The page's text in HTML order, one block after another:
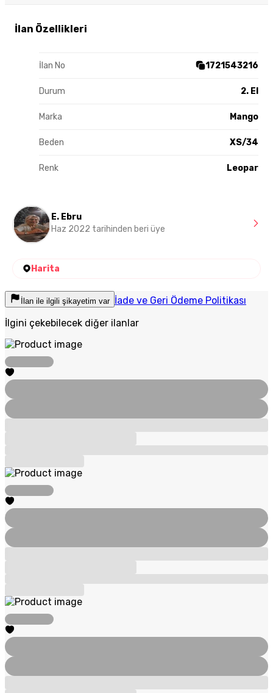
İlan Özellikleri
İlan No 1721543216
Durum 2. El
Marka Mango
Beden XS/34
Renk Leopar
E. Ebru
Haz 2022 tarihinden beri üye
Harita
İlan ile ilgili şikayetim var İade ve Geri Ödeme Politikası
İlgini çekebilecek diğer ilanlar